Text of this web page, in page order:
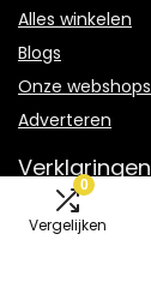
0
Vergelijken
Alles winkelen
Blogs
Onze webshops
Adverteren
Verklaringen
Privacybeleid